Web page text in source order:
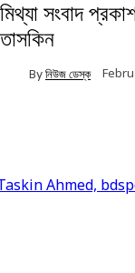
মিথ্যা সংবাদ
তাসকিন
By নিউজ ডেস্ক